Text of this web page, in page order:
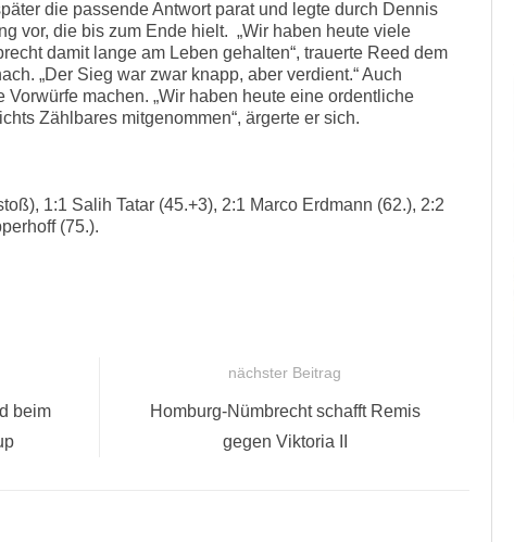
die passende Antwort parat und legte durch Dennis
vor, die bis zum Ende hielt. „Wir haben heute viele
damit lange am Leben gehalten“, trauerte Reed dem
„Der Sieg war zwar knapp, aber verdient.“ Auch
machen. „Wir haben heute eine ordentliche
Zählbares mitgenommen“, ärgerte er sich.
1:1 Salih Tatar (45.+3), 2:1 Marco Erdmann (62.), 2:2
(75.).
beim
nächster Beitrag
Nächster
Homburg-Nümbrecht schafft Remis
gegen Viktoria II